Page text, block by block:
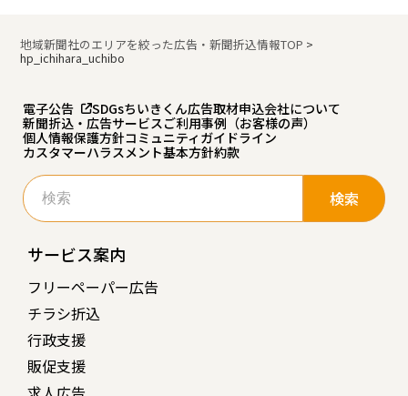
地域新聞社のエリアを絞った広告・新聞折込情報TOP >
hp_ichihara_uchibo
電子公告 SDGsちいきくん広告取材申込会社について
新聞折込・広告サービスご利用事例（お客様の声）
個人情報保護方針コミュニティガイドライン
カスタマーハラスメント基本方針約款
検
索:
サービス案内
フリーペーパー広告
チラシ折込
行政支援
販促支援